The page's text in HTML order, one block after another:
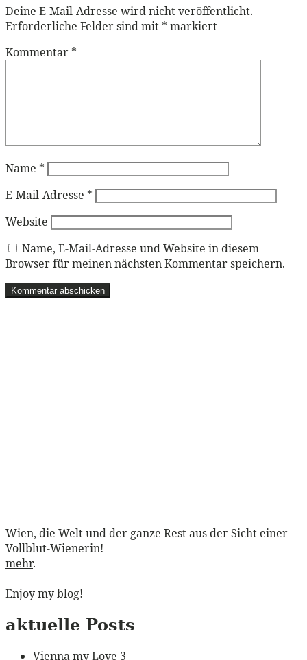
Deine E-Mail-Adresse wird nicht veröffentlicht.
Erforderliche Felder sind mit * markiert
Kommentar *
Name *
E-Mail-Adresse *
Website
Name, E-Mail-Adresse und Website in diesem
Browser für meinen nächsten Kommentar speichern.
Wien, die Welt und der ganze Rest aus der Sicht einer
Vollblut-Wienerin!
mehr.
Enjoy my blog!
aktuelle Posts
Vienna my Love 3